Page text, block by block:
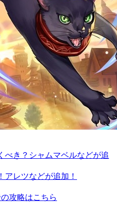
べき？シャムマベルなどが追
アレツなどが追加！
攻略はこちら